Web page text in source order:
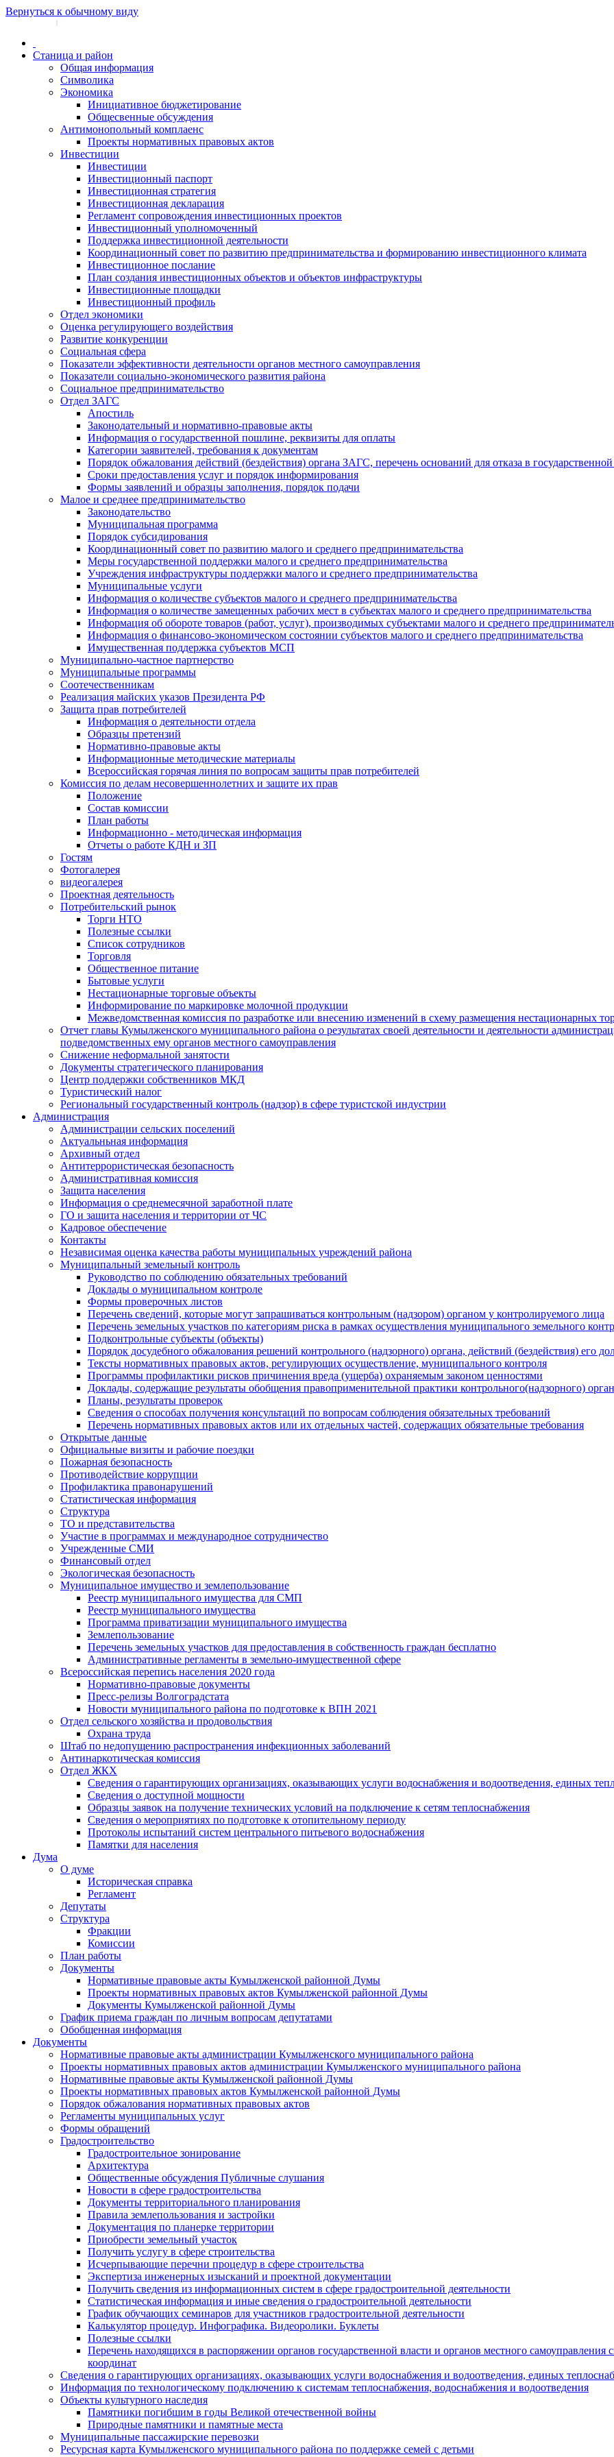
Вернуться к обычному виду
|
Станица и район
Общая информация
Символика
Экономика
Инициативное бюджетирование
Общесвенные обсуждения
Антимонопольный комплаенс
Проекты нормативных правовых актов
Инвестиции
Инвестиции
Инвестиционный паспорт
Инвестиционная стратегия
Инвестиционная декларация
Регламент сопровождения инвестиционных проектов
Инвестиционный уполномоченный
Поддержка инвестиционной деятельности
Координационный совет по развитию предпринимательства и формированию инвестиционного климата
Инвестиционное послание
План создания инвестиционных объектов и объектов инфраструктуры
Инвестиционные площадки
Инвестиционный профиль
Отдел экономики
Оценка регулирующего воздействия
Развитие конкуренции
Социальная сфера
Показатели эффективности деятельности органов местного самоуправления
Показатели социально-экономического развития района
Социальное предпринимательство
Отдел ЗАГС
Апостиль
Законодательный и нормативно-правовые акты
Информация о государственной пошлине, реквизиты для оплаты
Категории заявителей, требования к документам
Порядок обжалования действий (бездействия) органа ЗАГС, перечень оснований для отказа в
Сроки предоставления услуг и порядок информирования
Формы заявлений и образцы заполнения, порядок подачи
Малое и среднее предпринимательство
Законодательство
Муниципальная программа
Порядок субсидирования
Координационный совет по развитию малого и среднего предпринимательства
Меры государственной поддержки малого и среднего предпринимательства
Учреждения инфраструктуры поддержки малого и среднего предпринимательства
Муниципальные услуги
Информация о количестве субъектов малого и среднего предпринимательства
Информация о количестве замещенных рабочих мест в субъектах малого и среднего предпринимательства
Информация об обороте товаров (работ, услуг), производимых субъектами малого и среднего
Информация о финансово-экономическом состоянии субъектов малого и среднего предпринимательства
Имущественная поддержка субъектов МСП
Муниципально-частное партнерство
Муниципальные программы
Соотечественникам
Реализация майских указов Президента РФ
Защита прав потребителей
Информация о деятельности отдела
Образцы претензий
Нормативно-правовые акты
Информационные методические материалы
Всероссийская горячая линия по вопросам защиты прав потребителей
Комиссия по делам несовершеннолетних и защите их прав
Положение
Состав комиссии
План работы
Информационно - методическая информация
Отчеты о работе КДН и ЗП
Гостям
Фотогалерея
видеогалерея
Проектная деятельность
Потребительский рынок
Торги НТО
Полезные ссылки
Список сотрудников
Торговля
Общественное питание
Бытовые услуги
Нестационарные торговые объекты
Информирование по маркировке молочной продукции
Межведомственная комиссия по разработке или внесению изменений в схему размещения нестационарных
Отчет главы Кумылженского муниципального района о результатах своей деятельности и деятельности
подведомственных ему органов местного самоуправления
Снижение неформальной занятости
Документы стратегического планирования
Центр поддержки собственников МКД
Туристический налог
Региональный государственный контроль (надзор) в сфере туристской индустрии
Администрация
Администрации сельских поселений
Актуальньная информация
Архивный отдел
Антитеррористическая безопасность
Административная комиссия
Защита населения
Информация о среднемесячной заработной плате
ГО и защита населения и территории от ЧС
Кадровое обеспечение
Контакты
Независимая оценка качества работы муниципальных учреждений района
Муниципальный земельный контроль
Руководство по соблюдению обязательных требований
Доклады о муниципальном контроле
Формы проверочных листов
Перечень сведений, которые могут запрашиваться контрольным (надзором) органом у контролируемого лица
Перечень земельных участков по категориям риска в рамках осуществления муниципального земельного
Подконтрольные субъекты (объекты)
Порядок досудебного обжалования решений контрольного (надзорного) органа, действий (бездействия) его
Тексты нормативных правовых актов, регулирующих осуществление, муниципального контроля
Программы профилактики рисков причинения вреда (ущерба) охраняемым законом ценностями
Доклады, содержащие результаты обобщения правоприменительной практики контрольного(надзорного)
Планы, результаты проверок
Сведения о способах получения консультаций по вопросам соблюдения обязательных требований
Перечень нормативных правовых актов или их отдельных частей, содержащих обязательные требования
Открытые данные
Официальные визиты и рабочие поездки
Пожарная безопасность
Противодействие коррупции
Профилактика правонарушений
Статистическая информация
Структура
ТО и представительства
Участие в программах и международное сотрудничество
Учрежденные СМИ
Финансовый отдел
Экологическая безопасность
Муниципальное имущество и землепользование
Реестр муниципального имущества для СМП
Реестр муниципального имущества
Программа приватизации муниципального имущества
Землепользование
Перечень земельных участков для предоставления в собственность граждан бесплатно
Административные регламенты в земельно-имущественной сфере
Всероссийская перепись населения 2020 года
Нормативно-правовые документы
Пресс-релизы Волгоградстата
Новости муниципального района по подготовке к ВПН 2021
Отдел сельского хозяйства и продовольствия
Охрана труда
Штаб по недопущению распространения инфекционных заболеваний
Антинаркотическая комиссия
Отдел ЖКХ
Сведения о гарантирующих организациях, оказывающих услуги водоснабжения и водоотведения, единых
Сведения о доступной мощности
Образцы заявок на получение технических условий на подключение к сетям теплоснабжения
Сведения о мероприятиях по подготовке к отопительному периоду
Протоколы испытаний систем центрального питьевого водоснабжения
Памятки для населения
Дума
О думе
Историческая справка
Регламент
Депутаты
Структура
Фракции
Комиссии
План работы
Документы
Нормативные правовые акты Кумылженской районной Думы
Проекты нормативных правовых актов Кумылженской районной Думы
Документы Кумылженской районной Думы
График приема граждан по личным вопросам депутатами
Обобщенная информация
Документы
Нормативные правовые акты администрации Кумылженского муниципального района
Проекты нормативных правовых актов администрации Кумылженского муниципального района
Нормативные правовые акты Кумылженской районной Думы
Проекты нормативных правовых актов Кумылженской районной Думы
Порядок обжалования нормативных правовых актов
Регламенты муниципальных услуг
Формы обращений
Градостроительство
Градостроительное зонирование
Архитектура
Общественные обсуждения Публичные слушания
Новости в сфере градостроительства
Документы территориального планирования
Правила землепользования и застройки
Документация по планерке территории
Приобрести земельный участок
Получить услугу в сфере строительства
Исчерпывающие перечни процедур в сфере строительства
Экспертиза инженерных изысканий и проектной документации
Получить сведения из информационных систем в сфере градостроительной деятельности
Статистическая информация и иные сведения о градостроительной деятельности
График обучающих семинаров для участников градостроительной деятельности
Калькулятор процедур. Инфографика. Видеоролики. Буклеты
Полезные ссылки
Перечень находящихся в распоряжении органов государственной власти и органов местного
координат
Сведения о гарантирующих организациях, оказывающих услуги водоснабжения и водоотведения, единых
Информация по технологическому подключению к системам теплоснабжения, водоснабжения и водоотведения
Объекты культурного наследия
Памятники погибшим в годы Великой отечественной войны
Природные памятники и памятные места
Муниципальные пассажирские перевозки
Ресурсная карта Кумылженского муниципального района по поддержке семей с детьми